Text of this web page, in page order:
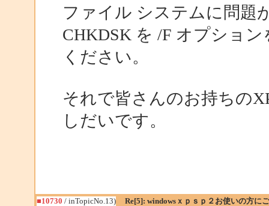
ファイル システムに問題
CHKDSK を /F オプショ
ください。
それで皆さんのお持ちの
しだいです。
■10730 / inTopicNo.13) Re[5]: windowsｘｐｓｐ２お使いの方に